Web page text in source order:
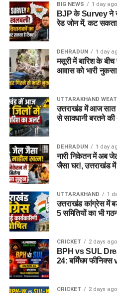
दिल्ली निवासी एक युवती ने शिकायत
प्रभावशाली सरकारी संपर्कों का
ठग लिए।
4. आरोपी लोगों को कैसे
पुलिस के अनुसार, आरोपी अलग-अलग
बदलता था और खुद को कभी गृह
सेना का वरिष्ठ अधिकारी बताकर लोगों
5. पुलिस को आरोपी के
हुआ?
तलाशी के दौरान आरोपी के पास से
बरामद किए गए हैं।
SUL vs WEF Dream11
Report, Playing XI &
SUL-W vs WEF-W
The Hundred Women
Haridwar News: कांवड़ मेले
खुलासा, 3 शातिर गिरफ्तार;
Uttarkashi Accident
BIG NEWS 1 day ago
BJP के Survey ने
रेड जोन में, कट
DEHRADUN 1 day
मसूरी में बारिश के बीच
आवास को भारी
UTTARAKHAND
उत्तराखंड में आज सात
से सावधानी बरतने
DEHRADUN 1 day
नारी निकेतन में अब
जैसा घर!, उत्तराखंड
UTTARAKHAND 1
उत्तराखंड कांग्रेस में
5 समितियों का भी
CRICKET 2 days ago
BPH vs SUL
24: बर्मिंघम
CRICKET 2 days ago